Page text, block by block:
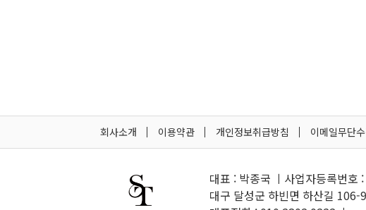
회사소개 이용약관 개인정보취급방침 이메일무단
대표 : 박종국 ㅣ사업자등록번
대구 달성군 하빈면 하산길